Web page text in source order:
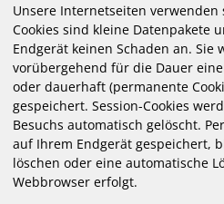
Unsere Internetseiten verwenden
Cookies sind kleine Datenpakete
Endgerät keinen Schaden an. Sie
vorübergehend für die Dauer
oder dauerhaft (permanente
gespeichert. Session-Cookies
Besuchs automatisch gelöscht.
auf Ihrem Endgerät gespeichert,
löschen oder eine automatische
Webbrowser erfolgt.